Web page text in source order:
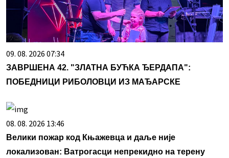
09. 08. 2026 07:34
ЗАВРШЕНА 42. "ЗЛАТНА БУЋКА ЂЕРДАПА":
ПОБЕДНИЦИ РИБОЛОВЦИ ИЗ МАЂАРСКЕ
08. 08. 2026 13:46
Велики пожар код Књажевца и даље није
локализован: Ватрогасци непрекидно на терену